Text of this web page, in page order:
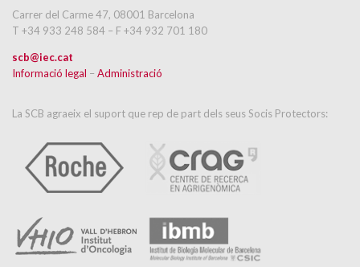
Carrer del Carme 47, 08001 Barcelona
T +34 933 248 584 – F +34 932 701 180
scb@iec.cat
Informació legal – Administració
La SCB agraeix el suport que rep de part dels seus Socis Protectors: